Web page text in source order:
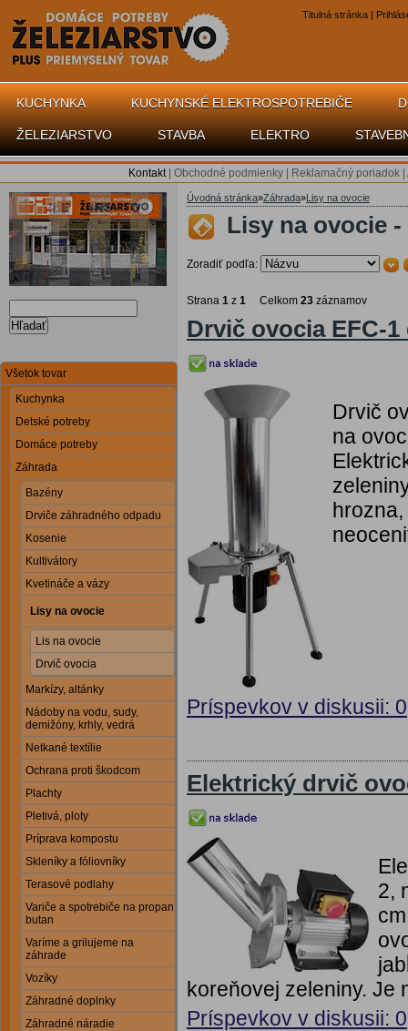
Titulná stránka |
KUCHYNKA KUCHYNSKÉ ELEKTROSPOTREBIČE
ŽELEZIARSTVO STAVBA ELEKTRO
Kontakt| Obchodné podmienky Reklamačný poriadok
Hľadať
Všetok tovar
Kuchynka
Detské potreby
Domáce potreby
Záhrada
Bazény
Drviče záhradného odpadu
Kosenie
Kultivátory
Kvetináče a vázy
Lisy na ovocie
Lis na ovocie
Drvič ovocia
Markízy, altánky
Nádoby na vodu, sudy,
demižóny, krhly, vedrá
Netkané textílie
Ochrana proti škodcom
Plachty
Pletivá, ploty
Príprava kompostu
Skleníky a fóliovníky
Terasové podlahy
Variče a spotrebiče na propan
butan
Varíme a grilujeme na
záhrade
Vozíky
Záhradné doplnky
Záhradné náradie
Úvodná stránka»Záhrada»Lisy na ovocie
Lisy na ovocie
Zoradiť podľa:
Strana 1 z 1 Celkom 23 záznamov
Drvič ovocia EFC-
Drvič
na
Príspevkov v diskusii: 0
Elektrický drvič
2,
koreňovej zeleniny. Je
Príspevkov v diskusii: 0